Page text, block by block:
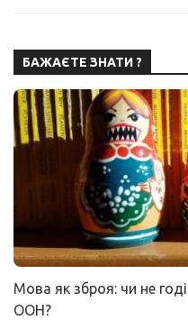
БАЖАЄТЕ ЗНАТИ ?
Мова як зброя: чи не
ООН?